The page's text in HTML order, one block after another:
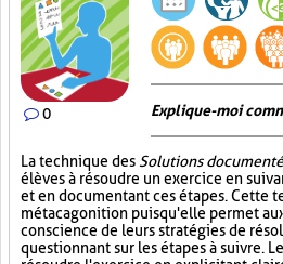
0 Explique-moi
La technique des Solutions
élèves à résoudre un exercice en
et en documentant ces étapes. Cette
métacagonition puisqu'elle permet
conscience de leurs stratégies de
questionnant sur les étapes à suivre.